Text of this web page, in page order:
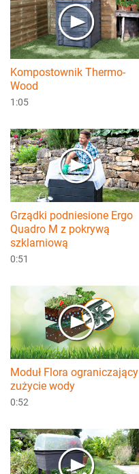
Kompostownik Thermo-
Wood
1:05
Grządki podniesione Ergo
Quadro M z pokrywą
szklarniową
0:51
Moduł Flora ograniczający
zużycie wody
0:52